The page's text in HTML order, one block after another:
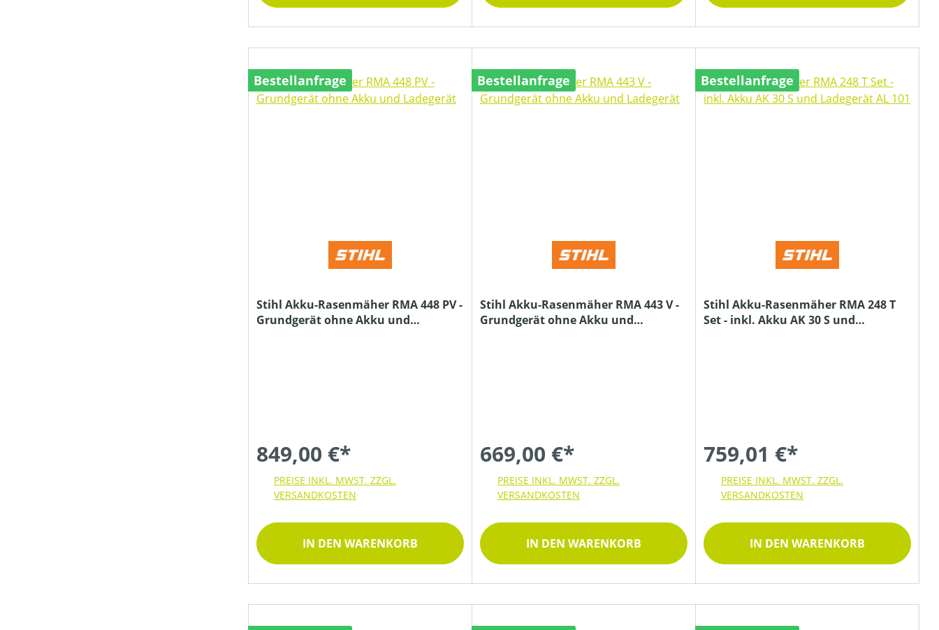
Bestellanfrage
Stihl Akku-Rasenmäher RMA 448 PV -
Grundgerät ohne Akku und
849,00 €*
PREISE INKL. MWST. ZZGL.
VERSANDKOSTEN
IN DEN WARENKORB
Bestellanfrage
Stihl Akku-Rasenmäher RMA 443 V -
Grundgerät ohne Akku und
669,00 €*
PREISE INKL. MWST. ZZGL.
VERSANDKOSTEN
IN DEN WARENKORB
Bestellanfrage
Stihl Akku-Rasenmäher RMA 248 T
Set - inkl. Akku AK 30 S und
759,01 €*
PREISE INKL. MWST. ZZGL.
VERSANDKOSTEN
IN DEN WARENKORB